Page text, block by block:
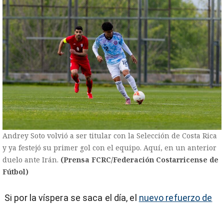
Andrey Soto volvió a ser titular con la Selección de Costa Rica
y ya festejó su primer gol con el equipo. Aquí, en un anterior
duelo ante Irán. (Prensa FCRC/Federación Costarricense de
Fútbol)
Si por la víspera se saca el día, el nuevo refuerzo de